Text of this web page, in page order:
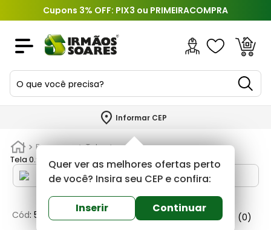
Cupons 3% OFF: PIX3 ou PRIMEIRACOMPRA
O que você precisa?
Informar CEP
Quer ver as melhores ofertas perto
de você? Insira seu CEP e confira:
Inserir Continuar
Ferragens
Telas
Tela 0.97x120M com Fio 3.8X3.4mm Mf-113 Rolo
Cód:587320 Mf-113 (0)
TERMOS MAIS BUSCADOS
2 º
3º
porta
revestimento
5º
argamassa